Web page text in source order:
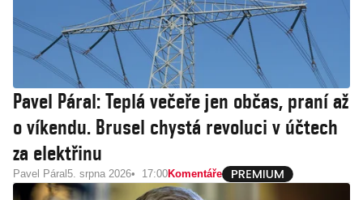
Pavel Páral: Teplá večeře jen občas, praní až
o víkendu. Brusel chystá revoluci v účtech
za elektřinu
Pavel Páral 5. srpna 2026 17:00Komentáře